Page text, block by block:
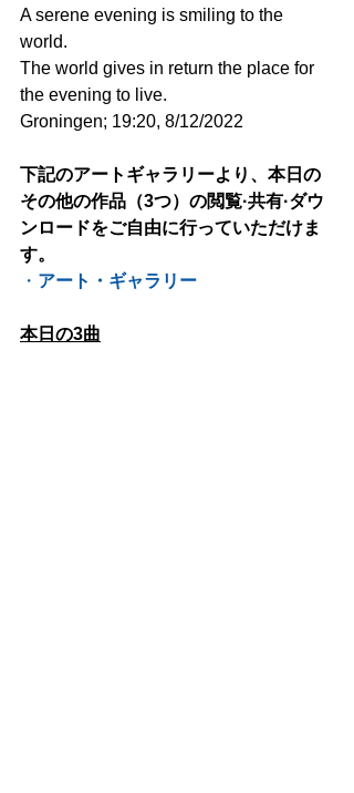
A serene evening is smiling to the
world.
The world gives in return the place for
the evening to live.
Groningen; 19:20, 8/12/2022
下記のアートギャラリーより、本日の
その他の作品（3つ）の閲覧·共有·ダウ
ンロードをご自由に行っていただけま
す。
・ アート・ギャラリー
本日の3曲